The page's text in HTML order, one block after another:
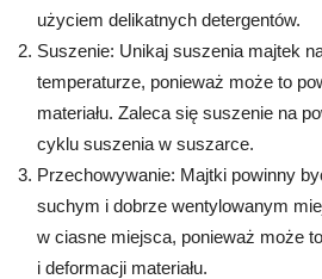
użyciem delikatnych detergentów.
Suszenie: Unikaj suszenia majtek
temperaturze, ponieważ może to
materiału. Zaleca się suszenie na
cyklu suszenia w suszarce.
Przechowywanie: Majtki powinny
suchym i dobrze wentylowanym
w ciasne miejsca, ponieważ może
i deformacji materiału.